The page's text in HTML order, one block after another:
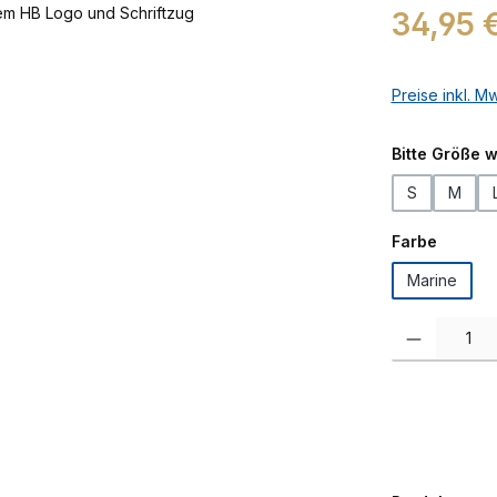
Regulärer
34,95
Preise inkl.
Bitte Größe
S M
Farbe
Marine
Produkt